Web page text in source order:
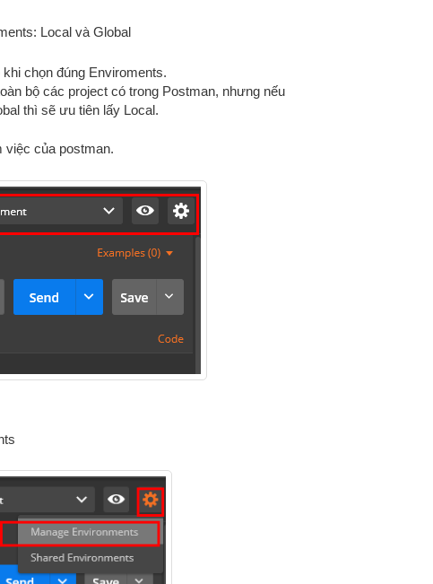
Local và Global
chọn đúng Enviroments.
bộ các project có trong Postman, nhưng nếu
thì sẽ ưu tiên lấy Local.
việc của postman.